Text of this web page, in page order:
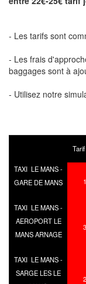
- Les tarifs sont
- Les frais
baggages sont à
- Utilisez notre
TAXI LE MANS -
GARE DE MANS
TAXI LE MANS -
AEROPORT LE
MANS ARNAGE
TAXI LE MANS -
SARGE LES LE